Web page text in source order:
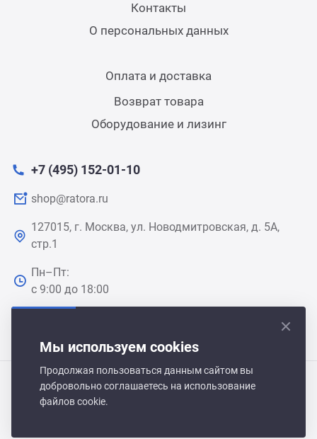
Контакты
О персональных данных
Оплата и доставка
Возврат товара
Оборудование и лизинг
+7 (495) 152-01-10
shop@ratora.ru
127015, г. Москва, ул. Новодмитровская, д. 5А,
стр.1
Пн–Пт:
с 9:00 до 18:00
Polair Shop 2021-2026 © Все права защищены
Мы используем cookies
Продолжая пользоваться данным сайтом вы
добровольно соглашаетесь на использование
файлов cookie.